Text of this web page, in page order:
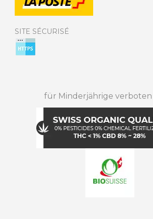
SITE SÉCURISÉ
für Minderjährige verboten